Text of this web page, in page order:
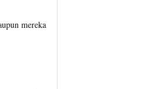
mereka